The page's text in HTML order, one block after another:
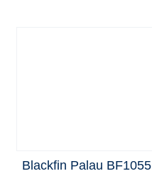
Blackfin Palau BF1055